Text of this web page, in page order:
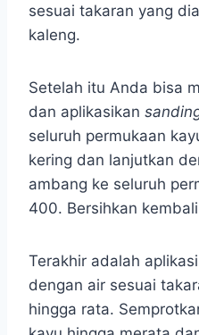
sesuai takaran yang
kaleng.
Setelah itu Anda bisa
dan aplikasikan
seluruh permukaan
kering dan lanjutkan
ambang ke seluruh
400. Bersihkan
Terakhir adalah
dengan air sesuai
hingga rata.